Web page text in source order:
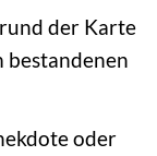
der Karte
bestandenen
oder